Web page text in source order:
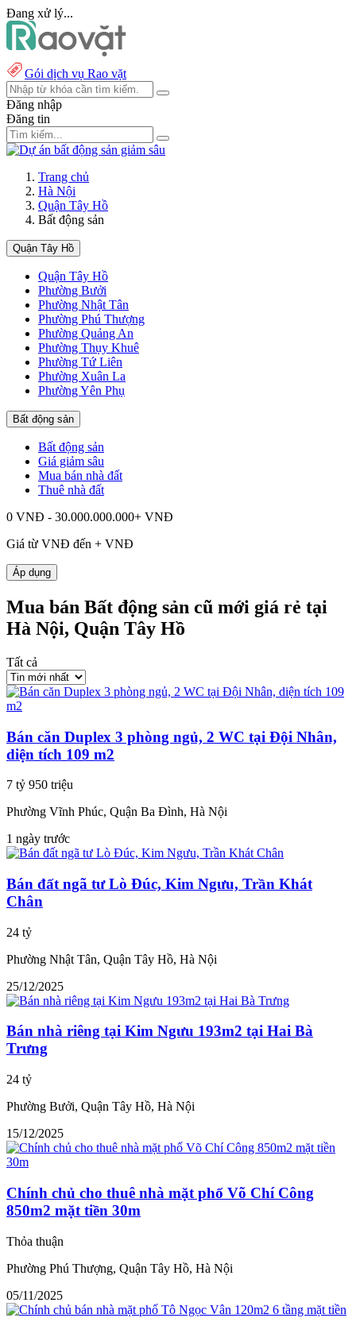
Đang xử lý...
Gói dịch vụ Rao vặt
Đăng nhập
Đăng tin
Trang chủ
Hà Nội
Quận Tây Hồ
Bất động sản
Quận Tây Hồ
Quận Tây Hồ
Phường Bưởi
Phường Nhật Tân
Phường Phú Thượng
Phường Quảng An
Phường Thụy Khuê
Phường Tứ Liên
Phường Xuân La
Phường Yên Phụ
Bất động sản
Bất động sản
Giá giảm sâu
Mua bán nhà đất
Thuê nhà đất
0 VNĐ - 30.000.000.000+ VNĐ
Giá từ VNĐ đến + VNĐ
Áp dụng
Mua bán Bất động sản cũ mới giá rẻ tại
Hà Nội, Quận Tây Hồ
Tất cả
Bán căn Duplex 3 phòng ngủ, 2 WC tại Đội Nhân,
diện tích 109 m2
7 tỷ 950 triệu
Phường Vĩnh Phúc, Quận Ba Đình, Hà Nội
1 ngày trước
Bán đất ngã tư Lò Đúc, Kim Ngưu, Trần Khát
Chân
24 tỷ
Phường Nhật Tân, Quận Tây Hồ, Hà Nội
25/12/2025
Bán nhà riêng tại Kim Ngưu 193m2 tại Hai Bà
Trưng
24 tỷ
Phường Bưởi, Quận Tây Hồ, Hà Nội
15/12/2025
Chính chủ cho thuê nhà mặt phố Võ Chí Công
850m2 mặt tiền 30m
Thỏa thuận
Phường Phú Thượng, Quận Tây Hồ, Hà Nội
05/11/2025